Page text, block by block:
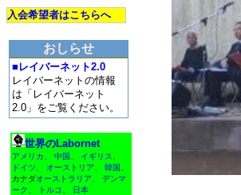
入会希望者はこちらへ
おしらせ
■レイバーネット2.0
レイバーネットの情報
は「レイバーネット
2.0」をご覧ください。
世界のLabornet
アメリカ 中国 イギリス
ドイツ
オーストリア 韓国
カナダオーストラリア
デンマ
ーク
トルコ 日本